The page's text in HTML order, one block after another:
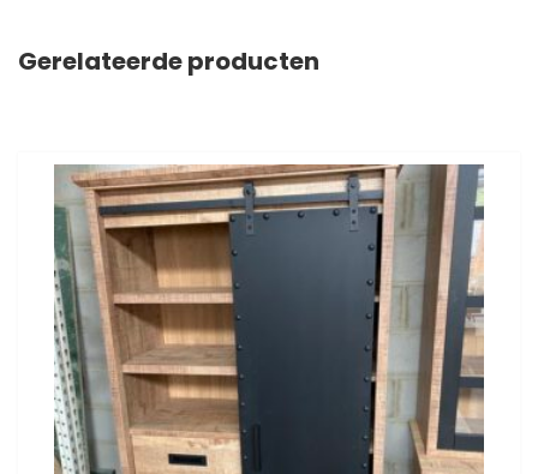
Gerelateerde producten